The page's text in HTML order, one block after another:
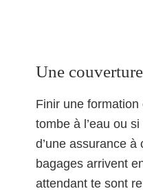
Une
Finir une formation
tombe à l’eau ou
d’une assurance
bagages arrivent
attendant te sont